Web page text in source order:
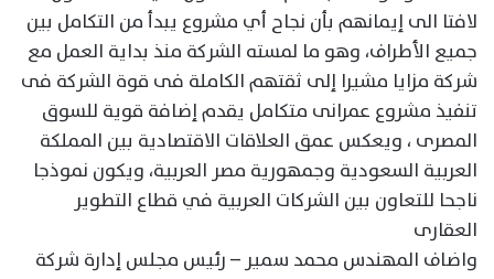
لافتا الى إيمانهم بأن نجاح أي مشروع يبدأ من التكامل بين
جميع الأطراف، وهو ما لمسته الشركة منذ بداية العمل مع
شركة مزايا مشيرا إلى ثقتهم الكاملة فى قوة الشركة فى
تنفيذ مشروع عمرانى متكامل يقدم إضافة قوية للسوق
المصرى ، ويعكس عمق العلاقات الاقتصادية بين المملكة
العربية السعودية وجمهورية مصر العربية، ويكون نموذجا
ناجحا للتعاون بين الشركات العربية في قطاع التطوير
العقارى
واضاف المهندس محمد سمير – رئيس مجلس إدارة شركة